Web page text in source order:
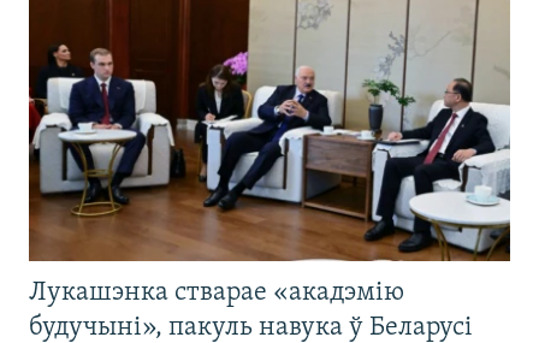
Лукашэнка стварае «акадэмію
будучыні», пакуль навука ў Беларусі